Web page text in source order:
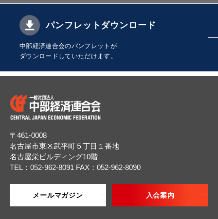
パンフレットダウンロード
中部経済連合会のパンフレットが
ダウンロードしていただけます。
〒461-0008
名古屋市東区武平町５丁目１番地
名古屋栄ビルディング10階
TEL：052-962-8091 FAX：052-962-8090
メールマガジン 入会案内